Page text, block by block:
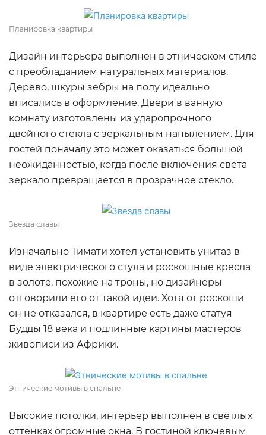
Планировка квартиры
Дизайн интерьера выполнен в этническом стиле
с преобладанием натуральных материалов.
Дерево, шкуры зебры на полу идеально
вписались в оформление. Двери в ванную
комнату изготовлены из ударопрочного
двойного стекла с зеркальным напылением. Для
гостей поначалу это может оказаться большой
неожиданностью, когда после включения света
зеркало превращается в прозрачное стекло.
Звезда славы
Изначально Тимати хотел установить унитаз в
виде электрического стула и роскошные кресла
в золоте, похожие на троны, но дизайнеры
отговорили его от такой идеи. Хотя от роскоши
он не отказался, в квартире есть даже статуя
Будды 18 века и подлинные картины мастеров
живописи из Африки.
Этнические мотивы в спальне
Высокие потолки, интерьер выполнен в светлых
оттенках огромные окна. В гостиной ключевым